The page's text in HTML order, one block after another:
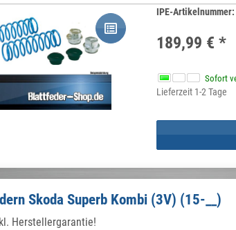
IPE-Artikelnummer:
189,99 €*
Sofort
Lieferzeit 1-2 Tage
Skoda Superb Kombi (3V) (15-__)
Herstellergarantie!